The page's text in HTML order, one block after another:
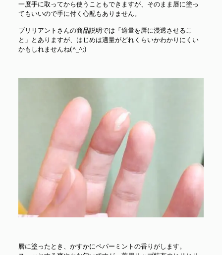
一度手に取ってから使うこともできますが、そのまま唇に塗っ
てもいいので手に付く心配もありません。
ブリリアントさんの商品説明では「適量を唇に浸透させるこ
と」とありますが、はじめは適量がどれくらいかわかりにくい
かもしれませんね(^_^;)
唇に塗ったとき、かすかにペパーミントの香りがします。